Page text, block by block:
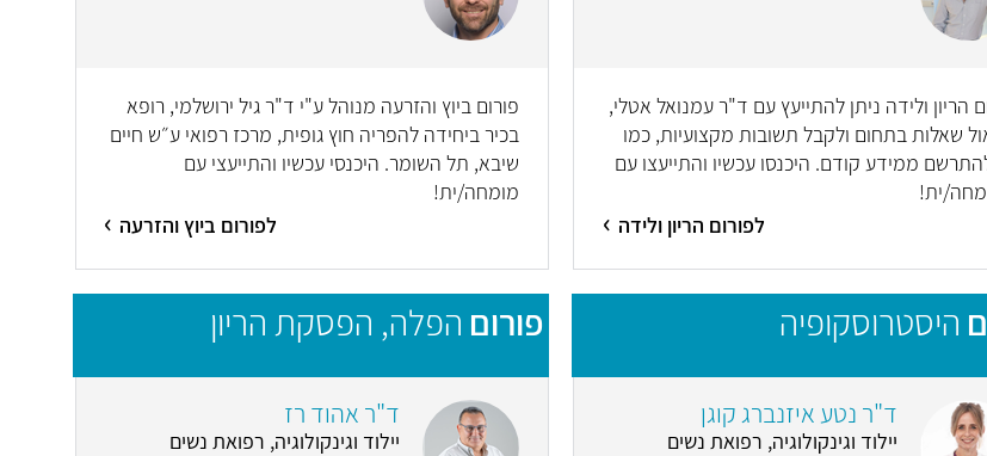
הריון ולידה ניתן להתייעץ עם ד"ר עמנואל אטלי,
שאלות בתחום ולקבל תשובות מקצועיות, כמו
ממידע קודם. היכנסו עכשיו והתייעצו עם
ית!
לפורום הריון ולידה
פורום ביוץ והזרעה מנוהל ע"י ד"ר גיל ירושלמי, רופא
בכיר ביחידה להפריה חוץ גופית, מרכז רפואי ע״ש חיים
שיבא, תל השומר. היכנסי עכשיו והתייעצי עם
מומחה/ית!
לפורום ביוץ והזרעה
היסטרוסקופיה
ד"ר נטע איזנברג קוגן
יילוד וגינקולוגיה, רפואת נשים
פורום הפלה, הפסקת הריון
ד"ר אהוד רז
יילוד וגינקולוגיה, רפואת נשים